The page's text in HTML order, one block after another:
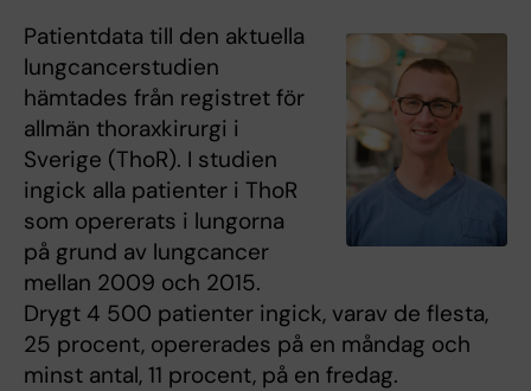
Patientdata till den aktuella
lungcancerstudien
hämtades från registret för
allmän thoraxkirurgi i
Sverige (ThoR). I studien
ingick alla patienter i ThoR
som opererats i lungorna
på grund av lungcancer
mellan 2009 och 2015.
Drygt 4 500 patienter ingick, varav de flesta,
25 procent, opererades på en måndag och
minst antal, 11 procent, på en fredag.